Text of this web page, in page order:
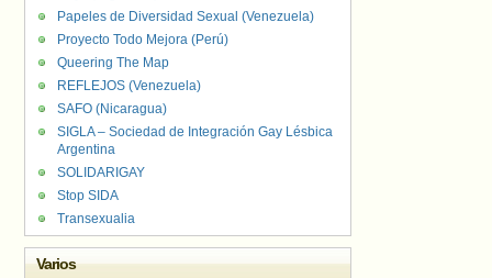
Papeles de Diversidad Sexual (Venezuela)
Proyecto Todo Mejora (Perú)
Queering The Map
REFLEJOS (Venezuela)
SAFO (Nicaragua)
SIGLA – Sociedad de Integración Gay Lésbica
Argentina
SOLIDARIGAY
Stop SIDA
Transexualia
Varios